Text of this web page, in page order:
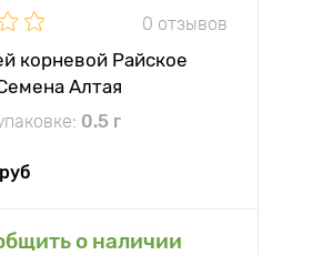
0 отзывов
корневой Райское
Алтая
0.5 г
руб
о наличии